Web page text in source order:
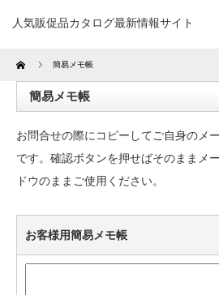
人気販促品カタログ最新情報サイト
Home 簡易メモ帳
簡易メモ帳
お問合せの際にコピーしてご自身のメ
です。確認ボタンを押せばそのままメ
ドウのままご使用ください。
お客様用簡易メモ帳